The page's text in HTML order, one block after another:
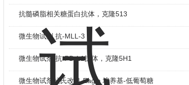
抗髓磷脂相关糖蛋白抗体，克隆513
微生物试剂 抗-MLL-3
微生物试剂 抗-PD-L1抗体，克隆5H1
微生物试剂杜氏改良 Eagle 培养基-低葡萄糖